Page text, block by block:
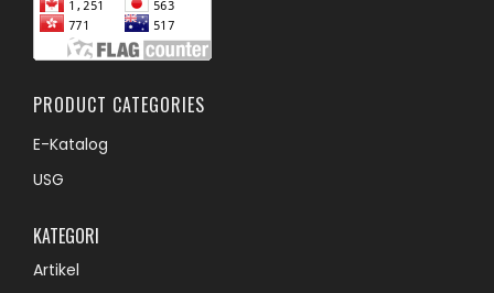
PRODUCT CATEGORIES
E-Katalog
USG
KATEGORI
Artikel